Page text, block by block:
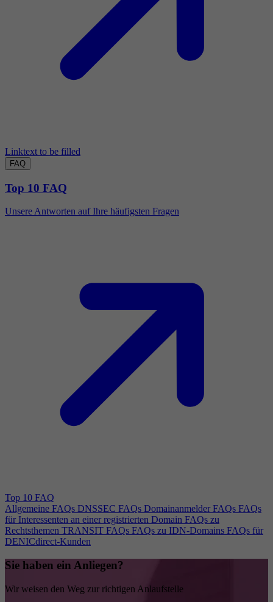
Linktext to be filled
FAQ
Top 10 FAQ
Unsere Antworten auf Ihre häufigsten Fragen
Top 10 FAQ
Allgemeine FAQs DNSSEC FAQs Domainanmelder FAQs FAQs
für Interessenten an einer registrierten Domain FAQs zu
Rechtsthemen TRANSIT FAQs FAQs zu IDN-Domains FAQs für
DENICdirect-Kunden
Sie haben ein Anliegen?
Wir weisen den Weg zur richtigen Anlaufstelle